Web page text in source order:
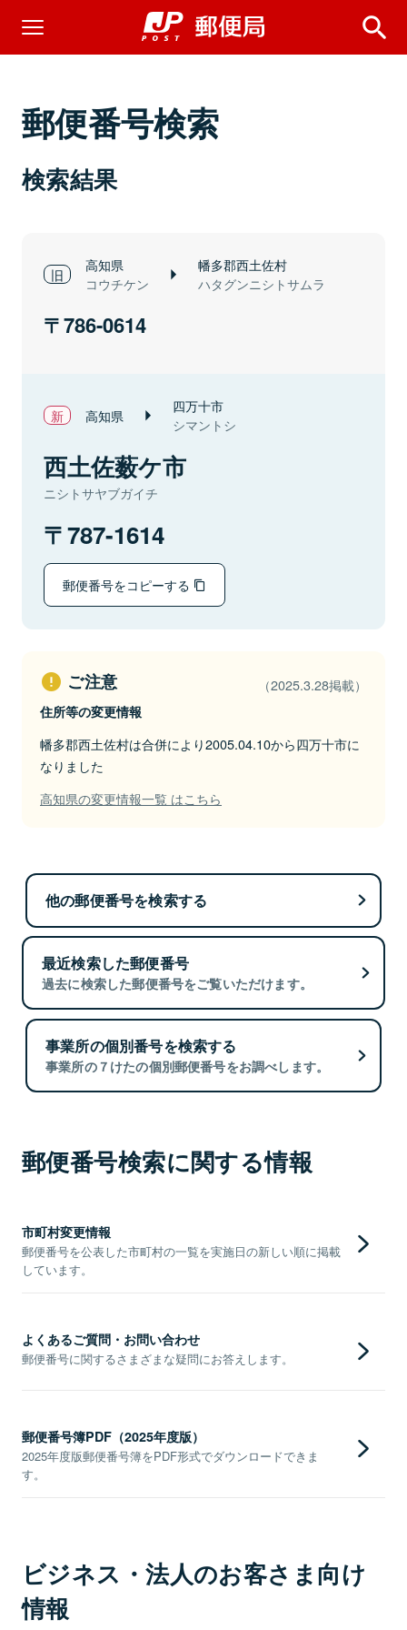
郵便番号検索
検索結果
高知県
コウチケン
幡多郡西土佐村
ハタグンニシトサムラ
786-0614
高知県 四万十市
シマントシ
西土佐薮ケ市
ニシトサヤブガイチ
787-1614
郵便番号をコピーする
ご注意 （2025.3.28掲載）
住所等の変更情報
幡多郡西土佐村は合併により2005.04.10から四万十市に
なりました
高知県の変更情報一覧 はこちら
他の郵便番号を検索する
最近検索した郵便番号
過去に検索した郵便番号をご覧いただけます。
事業所の個別番号を検索する
事業所の７けたの個別郵便番号をお調べします。
郵便番号検索に関する情報
市町村変更情報
郵便番号を公表した市町村の一覧を実施日の新しい順に掲載
しています。
よくあるご質問・お問い合わせ
郵便番号に関するさまざまな疑問にお答えします。
郵便番号簿PDF（2025年度版）
2025年度版郵便番号簿をPDF形式でダウンロードできま
す。
ビジネス・法人のお客さま向け
情報